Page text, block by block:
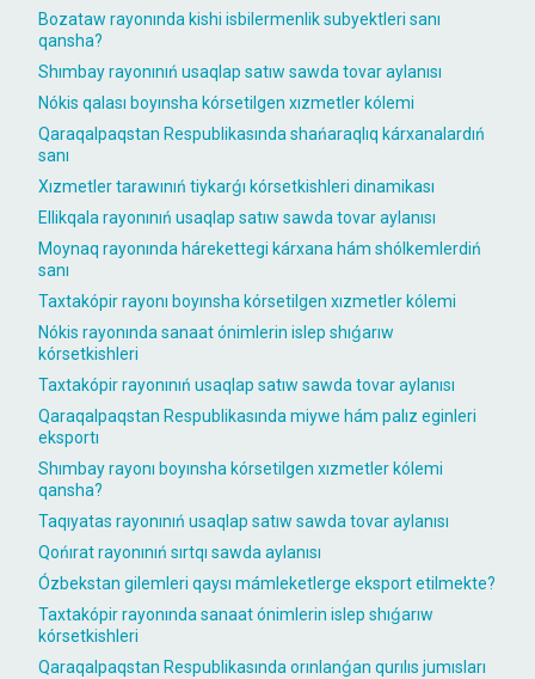
Bozataw rayonında kishi isbilermenlik subyektleri sanı
qansha?
Shımbay rayonınıń usaqlap satıw sawda tovar aylanısı
Nókis qalası boyınsha kórsetilgen xızmetler kólemi
Qaraqalpaqstan Respublikasında shańaraqlıq kárxanalardıń
sanı
Xızmetler tarawınıń tiykarǵı kórsetkishleri dinamikası
Ellikqala rayonınıń usaqlap satıw sawda tovar aylanısı
Moynaq rayonında hárekettegi kárxana hám shólkemlerdiń
sanı
Taxtakópir rayonı boyınsha kórsetilgen xızmetler kólemi
Nókis rayonında sanaat ónimlerin islep shıǵarıw
kórsetkishleri
Taxtakópir rayonınıń usaqlap satıw sawda tovar aylanısı
Qaraqalpaqstan Respublikasında miywe hám palız eginleri
eksportı
Shımbay rayonı boyınsha kórsetilgen xızmetler kólemi
qansha?
Taqıyatas rayonınıń usaqlap satıw sawda tovar aylanısı
Qońırat rayonınıń sırtqı sawda aylanısı
Ózbekstan gilemleri qaysı mámleketlerge eksport etilmekte?
Taxtakópir rayonında sanaat ónimlerin islep shıǵarıw
kórsetkishleri
Qaraqalpaqstan Respublikasında orınlanǵan qurılıs jumısları